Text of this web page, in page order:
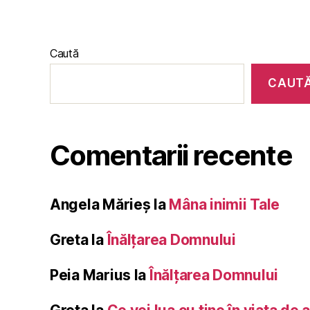
Caută
Comentarii recente
Angela Mărieș la Mâna inimii Tale
Gretala Înălţarea Domnului
Peia Marius la Înălţarea Domnului